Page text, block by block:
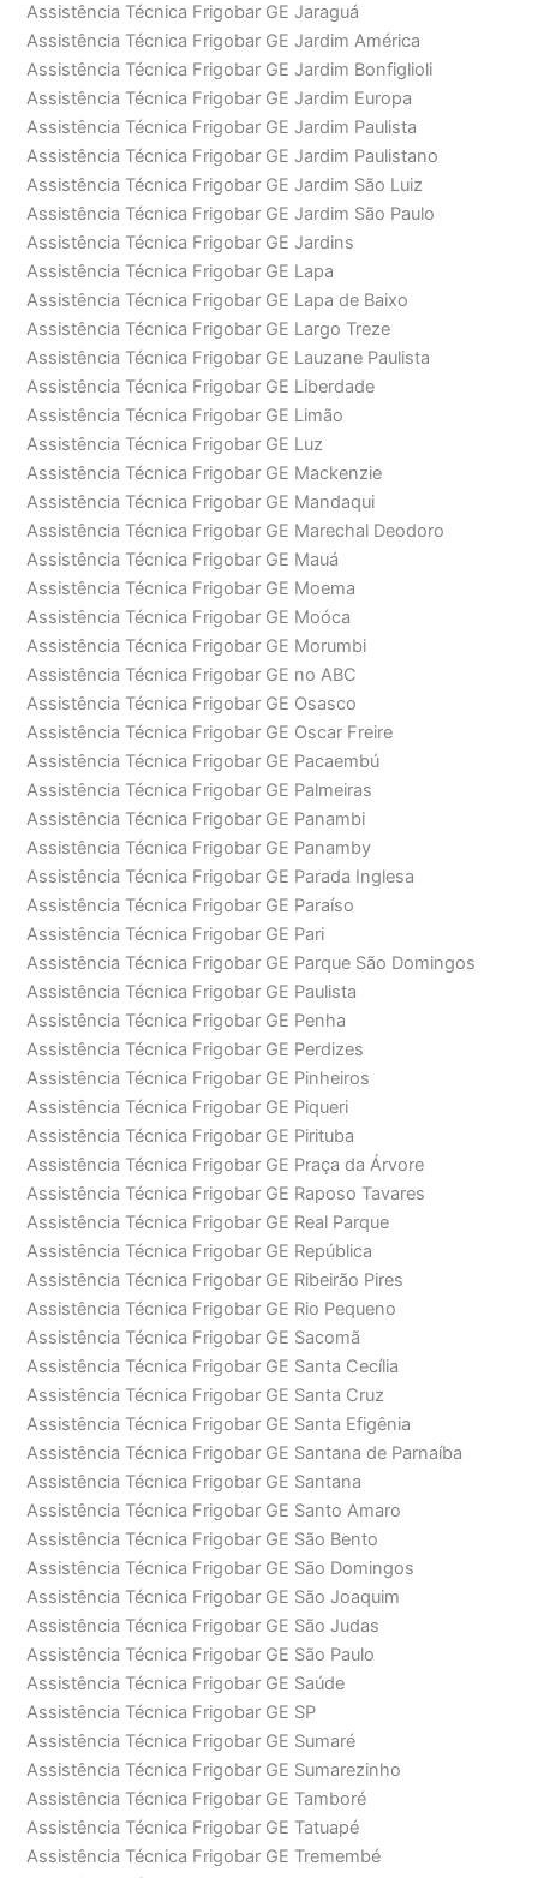
Assistência Técnica Frigobar GE Jaraguá
Assistência Técnica Frigobar GE Jardim América
Assistência Técnica Frigobar GE Jardim Bonfiglioli
Assistência Técnica Frigobar GE Jardim Europa
Assistência Técnica Frigobar GE Jardim Paulista
Assistência Técnica Frigobar GE Jardim Paulistano
Assistência Técnica Frigobar GE Jardim São Luiz
Assistência Técnica Frigobar GE Jardim São Paulo
Assistência Técnica Frigobar GE Jardins
Assistência Técnica Frigobar GE Lapa
Assistência Técnica Frigobar GE Lapa de Baixo
Assistência Técnica Frigobar GE Largo Treze
Assistência Técnica Frigobar GE Lauzane Paulista
Assistência Técnica Frigobar GE Liberdade
Assistência Técnica Frigobar GE Limão
Assistência Técnica Frigobar GE Luz
Assistência Técnica Frigobar GE Mackenzie
Assistência Técnica Frigobar GE Mandaqui
Assistência Técnica Frigobar GE Marechal Deodoro
Assistência Técnica Frigobar GE Mauá
Assistência Técnica Frigobar GE Moema
Assistência Técnica Frigobar GE Moóca
Assistência Técnica Frigobar GE Morumbi
Assistência Técnica Frigobar GE no ABC
Assistência Técnica Frigobar GE Osasco
Assistência Técnica Frigobar GE Oscar Freire
Assistência Técnica Frigobar GE Pacaembú
Assistência Técnica Frigobar GE Palmeiras
Assistência Técnica Frigobar GE Panambi
Assistência Técnica Frigobar GE Panamby
Assistência Técnica Frigobar GE Parada Inglesa
Assistência Técnica Frigobar GE Paraíso
Assistência Técnica Frigobar GE Pari
Assistência Técnica Frigobar GE Parque São Domingos
Assistência Técnica Frigobar GE Paulista
Assistência Técnica Frigobar GE Penha
Assistência Técnica Frigobar GE Perdizes
Assistência Técnica Frigobar GE Pinheiros
Assistência Técnica Frigobar GE Piqueri
Assistência Técnica Frigobar GE Pirituba
Assistência Técnica Frigobar GE Praça da Árvore
Assistência Técnica Frigobar GE Raposo Tavares
Assistência Técnica Frigobar GE Real Parque
Assistência Técnica Frigobar GE República
Assistência Técnica Frigobar GE Ribeirão Pires
Assistência Técnica Frigobar GE Rio Pequeno
Assistência Técnica Frigobar GE Sacomã
Assistência Técnica Frigobar GE Santa Cecília
Assistência Técnica Frigobar GE Santa Cruz
Assistência Técnica Frigobar GE Santa Efigênia
Assistência Técnica Frigobar GE Santana de Parnaíba
Assistência Técnica Frigobar GE Santana
Assistência Técnica Frigobar GE Santo Amaro
Assistência Técnica Frigobar GE São Bento
Assistência Técnica Frigobar GE São Domingos
Assistência Técnica Frigobar GE São Joaquim
Assistência Técnica Frigobar GE São Judas
Assistência Técnica Frigobar GE São Paulo
Assistência Técnica Frigobar GE Saúde
Assistência Técnica Frigobar GE SP
Assistência Técnica Frigobar GE Sumaré
Assistência Técnica Frigobar GE Sumarezinho
Assistência Técnica Frigobar GE Tamboré
Assistência Técnica Frigobar GE Tatuapé
Assistência Técnica Frigobar GE Tremembé